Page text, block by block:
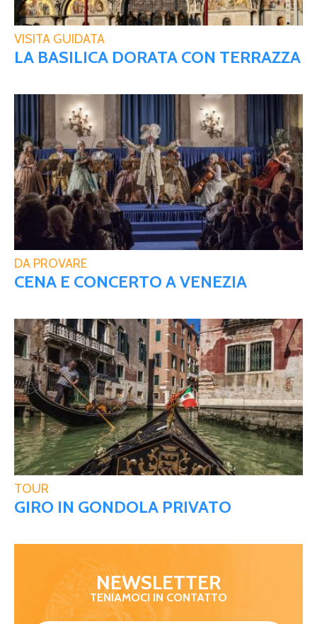
VISITA GUIDATA
LA BASILICA DORATA CON TERRAZZA
DA PROVARE
CENA E CONCERTO A VENEZIA
TOUR
GIRO IN GONDOLA PRIVATO
NEWSLETTER
TENIAMOCI IN CONTATTO